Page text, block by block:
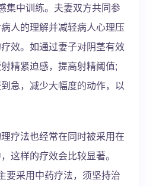
集中训练。夫妻双方共同参
人的理解并减轻病人心理压
效。如通过妻子对阴茎有效
精紧迫感，提高射精阈值;
急，减少大幅度的动作，以
疗法也经常在同时被采用在
这样的疗效会比较显著。
要采用中药疗法，须坚持治